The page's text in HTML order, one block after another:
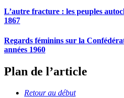
L’autre fracture : les peuples
1867
Regards féminins sur la
années 1960
Plan de l’article
Retour au début